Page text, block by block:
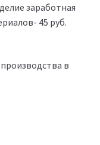
заработная
45 руб.
в